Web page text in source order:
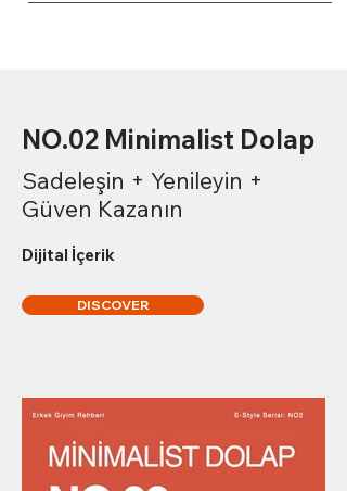
NO.02 Minimalist Dolap
Sadeleşin + Yenileyin +
Güven Kazanın
Dijital İçerik
DISCOVER